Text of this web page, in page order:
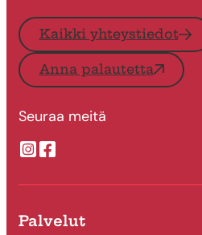
Kaikki yhteystiedot
Anna palautetta
Seuraa meitä
Suonenjoen kaupungin
Suonenjoen kaupungin
Palvelut